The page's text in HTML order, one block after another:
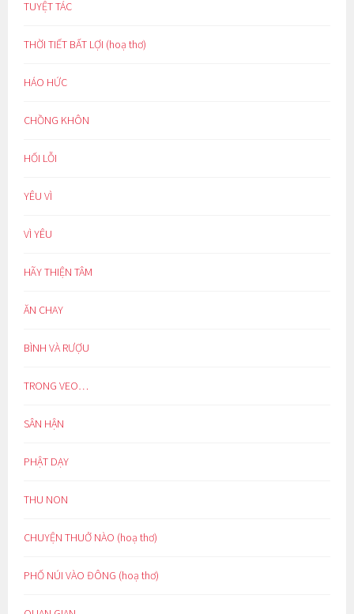
TUYỆT TÁC
THỜI TIẾT BẤT LỢI (hoạ thơ)
HÁO HỨC
CHỒNG KHÔN
HỐI LỖI
YÊU VÌ
VÌ YÊU
HÃY THIỆN TÂM
ĂN CHAY
BÌNH VÀ RƯỢU
TRONG VEO…
SÂN HẬN
PHẬT DẠY
THU NON
CHUYỆN THUỞ NÀO (hoạ thơ)
PHỐ NÚI VÀO ĐÔNG (hoạ thơ)